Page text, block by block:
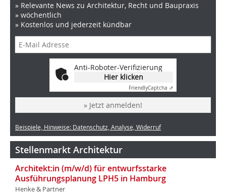
» Relevante News zu Architektur, Recht und Baupraxis
» wöchentlich
» Kostenlos und jederzeit kündbar
Anti-Roboter-Verifizierung
Hier klicken
FriendlyCaptcha ⇗
» Jetzt anmelden!
Beispiele, Hinweise: Datenschutz, Analyse, Widerruf
Stellenmarkt Architektur
Architekt:in (m/w/d) für entwurfsstarke
Ausführungsplanung LPH5 in Hamburg
Henke & Partner